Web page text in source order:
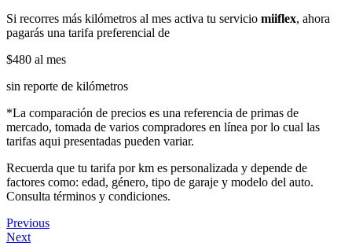
Si recorres más kilómetros al mes activa tu servicio miiflex, ahora
pagarás una tarifa preferencial de
$480 al mes
sin reporte de kilómetros
*La comparación de precios es una referencia de primas de
mercado, tomada de varios compradores en línea por lo cual las
tarifas aqui presentadas pueden variar.
Recuerda que tu tarifa por km es personalizada y depende de
factores como: edad, género, tipo de garaje y modelo del auto.
Consulta términos y condiciones.
Previous
Next